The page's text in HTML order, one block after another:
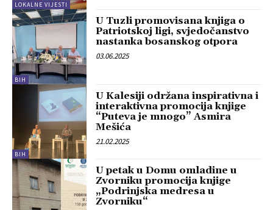
LOKALNE VIJESTI
BIH
U Tuzli promovisana knjiga o
Patriotskoj ligi, svjedočanstvo
nastanka bosanskog otpora
03.06.2025
BIH
U Kalesiji održana inspirativna i
interaktivna promocija knjige
“Puteva je mnogo” Asmira
Mešića
21.02.2025
U petak u Domu omladine u
Zvorniku promocija knjige
„Podrinjska medresa u
Zvorniku“